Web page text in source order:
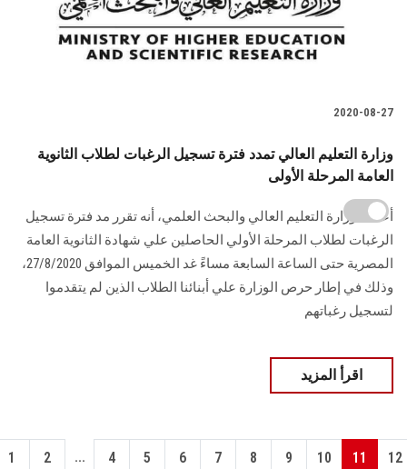
2020-08-27
وزارة التعليم العالي تمدد فترة تسجيل الرغبات لطلاب الثانوية
العامة المرحلة الأولى
أعلنت وزارة التعليم العالي والبحث العلمي، أنه تقرر مد فترة تسجيل
الرغبات لطلاب المرحلة الأولي الحاصلين علي شهادة الثانوية العامة
المصرية حتى الساعة السابعة مساءً غد الخميس الموافق 27/8/2020،
وذلك في إطار حرص الوزارة علي أبنائنا الطلاب الذين لم يتقدموا
لتسجيل رغباتهم
اقرأ المزيد
1 2 ... 4 5 6 7 8 9 10 11 12